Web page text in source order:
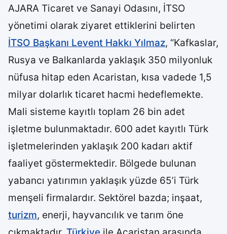
AJARA Ticaret ve Sanayi Odasını, İTSO
yönetimi olarak ziyaret ettiklerini belirten
İTSO Başkanı Levent Hakkı Yılmaz, “Kafkaslar,
Rusya ve Balkanlarda yaklaşık 350 milyonluk
nüfusa hitap eden Acaristan, kısa vadede 1,5
milyar dolarlık ticaret hacmi hedeflemekte.
Mali sisteme kayıtlı toplam 26 bin adet
işletme bulunmaktadır. 600 adet kayıtlı Türk
işletmelerinden yaklaşık 200 kadarı aktif
faaliyet göstermektedir. Bölgede bulunan
yabancı yatırımın yaklaşık yüzde 65’i Türk
menşeli firmalardır. Sektörel bazda; inşaat,
turizm, enerji, hayvancılık ve tarım öne